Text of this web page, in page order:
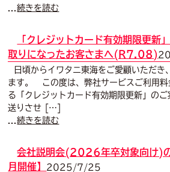
...続きを読む
「クレジットカード有効期限更新
取りになったお客さまへ(R7.08)
日頃からイワタニ東海をご愛顧いただき
ます。 この度は、弊社サービスご利用料
る「クレジットカード有効期限更新」の
送りさせ […]
...続きを読む
会社説明会(2026年卒対象向け)
月開催】
2025/7/25